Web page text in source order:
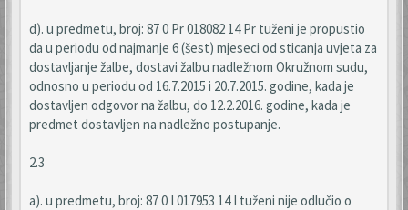
d). u predmetu, broj: 87 0 Pr 018082 14 Pr tuženi je propustio
da u periodu od najmanje 6 (šest) mjeseci od sticanja uvjeta za
dostavljanje žalbe, dostavi žalbu nadležnom Okružnom sudu,
odnosno u periodu od 16.7.2015 i 20.7.2015. godine, kada je
dostavljen odgovor na žalbu, do 12.2.2016. godine, kada je
predmet dostavljen na nadležno postupanje.
2.3
a). u predmetu, broj: 87 0 I 017953 14 I tuženi nije odlučio o